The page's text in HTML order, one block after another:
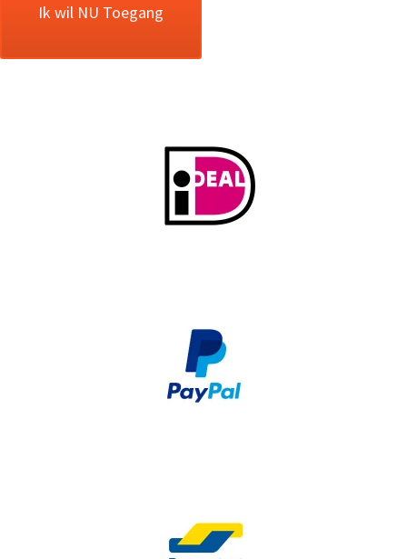
Ik wil NU Toegang